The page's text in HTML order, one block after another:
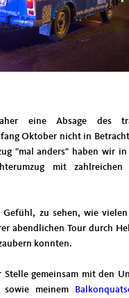
eine Absage des
Oktober nicht in
"mal anders" haben wir in
mit zahlreichen
Gefühl, zu sehen, wie
abendlichen Tour durch
konnten.
Stelle gemeinsam mit den
sowie meinem